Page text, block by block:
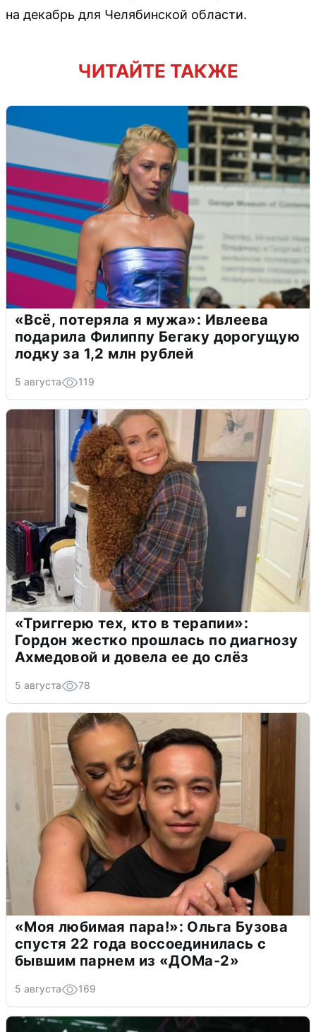
на декабрь для Челябинской области.
ЧИТАЙТЕ ТАКЖЕ
«Всё, потеряла я мужа»: Ивлеева
подарила Филиппу Бегаку дорогущую
лодку за 1,2 млн рублей
5 августа 119
«Триггерю тех, кто в терапии»:
Гордон жестко прошлась по диагнозу
Ахмедовой и довела ее до слёз
5 августа 78
«Моя любимая пара!»: Ольга Бузова
спустя 22 года воссоединилась с
бывшим парнем из «ДОМа-2»
5 августа 169